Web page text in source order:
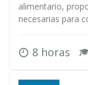
alimentario,
necesarias para
8 horas